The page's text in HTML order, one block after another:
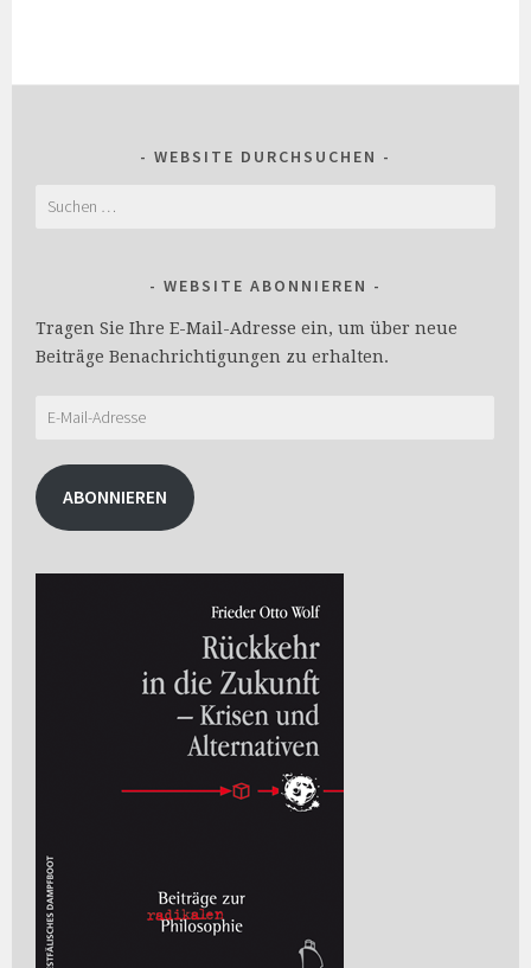
WEBSITE DURCHSUCHEN
Suchen
WEBSITE ABONNIEREN
Tragen Sie Ihre E-Mail-Adresse ein, um über neue
Beiträge Benachrichtigungen zu erhalten.
E-
Adresse
ABONNIEREN